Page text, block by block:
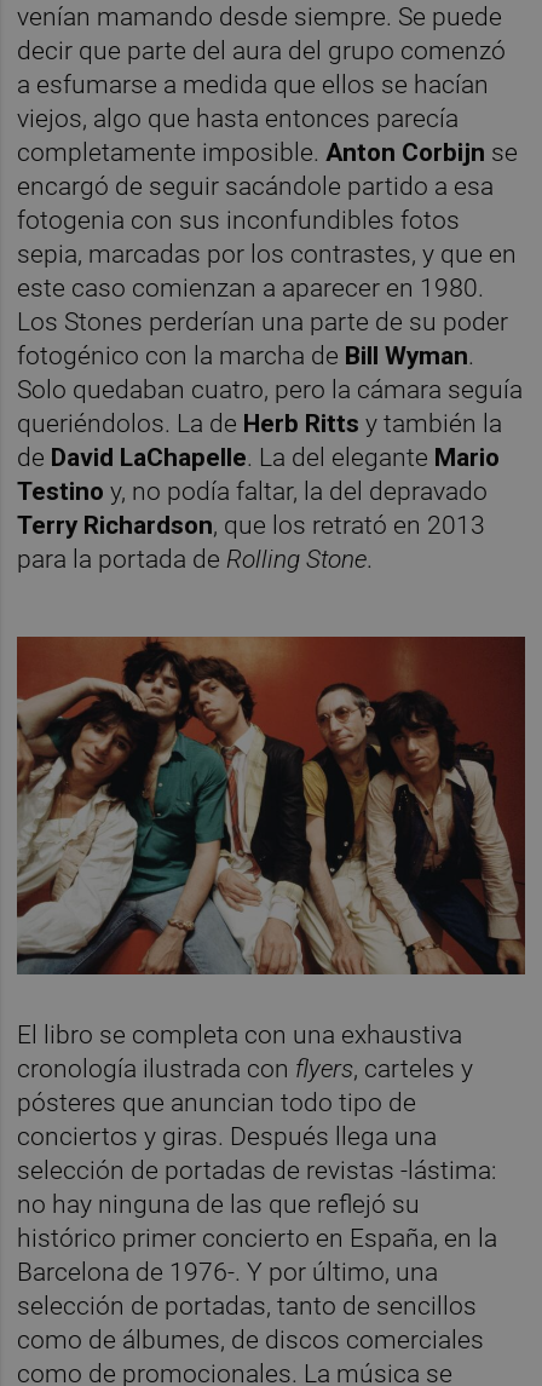
venían mamando desde siempre. Se puede
decir que parte del aura del grupo comenzó
a esfumarse a medida que ellos se hacían
viejos, algo que hasta entonces parecía
completamente imposible.Anton Corbijn se
encargó de seguir sacándole partido a esa
fotogenia con sus inconfundibles fotos
sepia, marcadas por los contrastes, y que en
este caso comienzan a aparecer en 1980.
Los Stones perderían una parte de su poder
fotogénico con la marcha de Bill Wyman.
Solo quedaban cuatro, pero la cámara seguía
queriéndolos. La de Herb Ritts y también la
de David LaChapelle. La del elegante Mario
Testino y, no podía faltar, la del depravado
Terry Richardson, que los retrató en 2013
para la portada de Rolling Stone.
El libro se completa con una exhaustiva
cronología ilustrada con flyers, carteles y
pósteres que anuncian todo tipo de
conciertos y giras. Después llega una
selección de portadas de revistas -lástima:
no hay ninguna de las que reflejó su
histórico primer concierto en España, en la
Barcelona de 1976-. Y por último, una
selección de portadas, tanto de sencillos
como de álbumes, de discos comerciales
como de promocionales. La música se